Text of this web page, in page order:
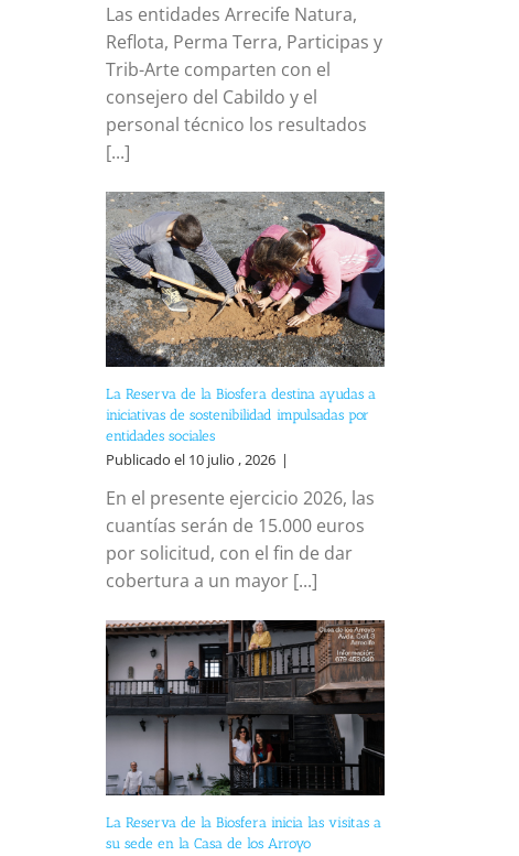
Las entidades Arrecife Natura,
Reflota, Perma Terra, Participas y
Trib-Arte comparten con el
consejero del Cabildo y el
personal técnico los resultados
[...]
La Reserva de la Biosfera destina ayudas a
iniciativas de sostenibilidad impulsadas por
entidades sociales
Publicado el 10 julio , 2026 |
En el presente ejercicio 2026, las
cuantías serán de 15.000 euros
por solicitud, con el fin de dar
cobertura a un mayor [...]
La Reserva de la Biosfera inicia las visitas a
su sede en la Casa de los Arroyo